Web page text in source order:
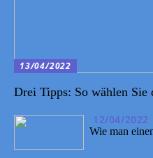
13/04/2022
Drei Tipps: So wählen Sie
12/04/2022
Wie man